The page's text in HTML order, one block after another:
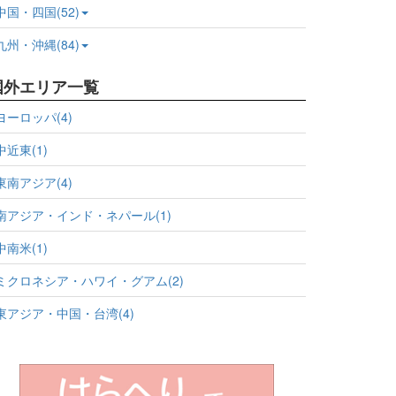
国・四国(52)
州・沖縄(84)
エリア一覧
ーロッパ(4)
近東(1)
南アジア(4)
アジア・インド・ネパール(1)
南米(1)
クロネシア・ハワイ・グアム(2)
アジア・中国・台湾(4)